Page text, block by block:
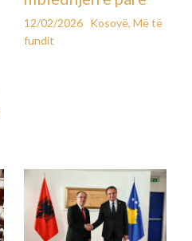
12/02/2026 Kosovë, Më të
fundit